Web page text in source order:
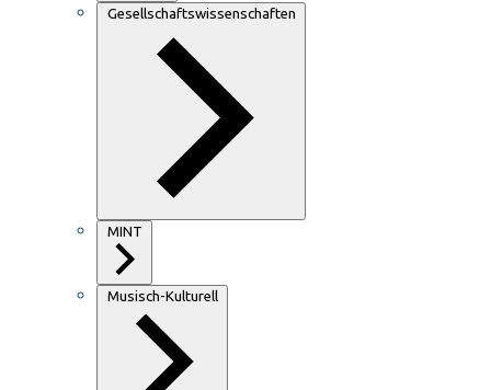
Gesellschaftswissenschaften
MINT
Musisch-Kulturell